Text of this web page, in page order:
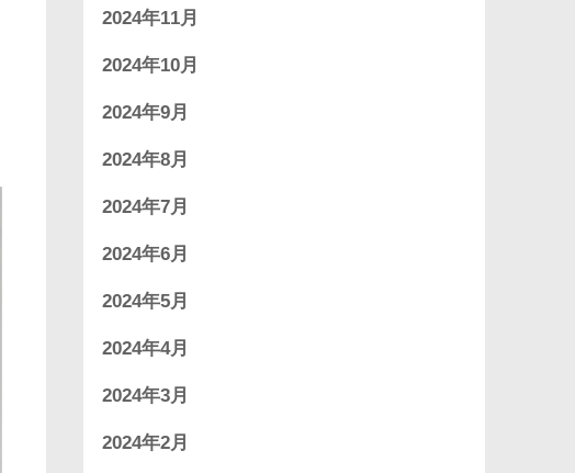
2024年11月
2024年10月
2024年9月
2024年8月
2024年7月
2024年6月
2024年5月
2024年4月
2024年3月
2024年2月